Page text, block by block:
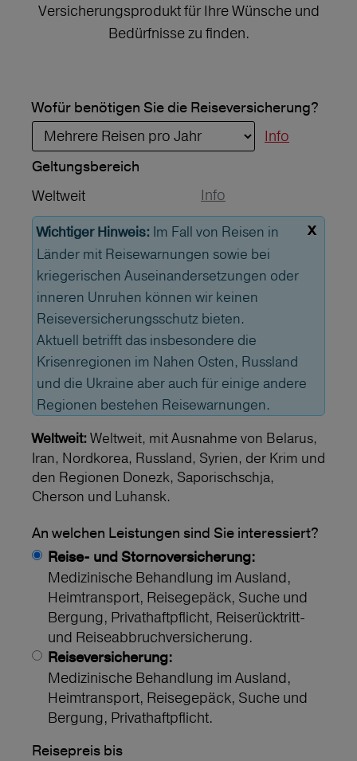
Versicherungsprodukt für Ihre Wünsche und
Bedürfnisse zu finden.
Wofür benötigen Sie die Reiseversicherung?
Info
Geltungs­bereich
Weltweit
Info
x
Wichtiger Hinweis: Im Fall von Reisen in
Länder mit Reisewarnungen sowie bei
kriegerischen Auseinandersetzungen oder
inneren Unruhen können wir keinen
Reiseversicherungsschutz bieten.
Aktuell betrifft das insbesondere die
Krisenregionen im Nahen Osten, Russland
und die Ukraine aber auch für einige andere
Regionen bestehen Reisewarnungen.
Weltweit: Weltweit, mit Ausnahme von Belarus,
Iran, Nordkorea, Russland, Syrien, der Krim und
den Regionen Donezk, Saporischschja,
Cherson und Luhansk.
An welchen Leistungen sind Sie interessiert?
Reise- und Stornoversicherung:
Medizinische Behandlung im Ausland,
Heimtransport, Reisegepäck, Suche und
Bergung, Privathaftpflicht, Reiserücktritt-
und Reiseabbruchversicherung.
Reiseversicherung:
Medizinische Behandlung im Ausland,
Heimtransport, Reisegepäck, Suche und
Bergung, Privathaftpflicht.
Reisepreis bis